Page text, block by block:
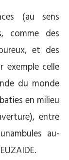
(au sens
comme des
et des
exemple celle
du monde
en milieu
entre
au-